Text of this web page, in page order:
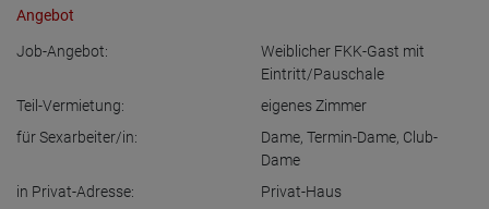
Angebot
Job-Angebot:
Weiblicher FKK-Gast mit
Eintritt/Pauschale
Teil-Vermietung:
eigenes Zimmer
für Sexarbeiter/in:
Dame, Termin-Dame, Club-
Dame
in Privat-Adresse:
Privat-Haus